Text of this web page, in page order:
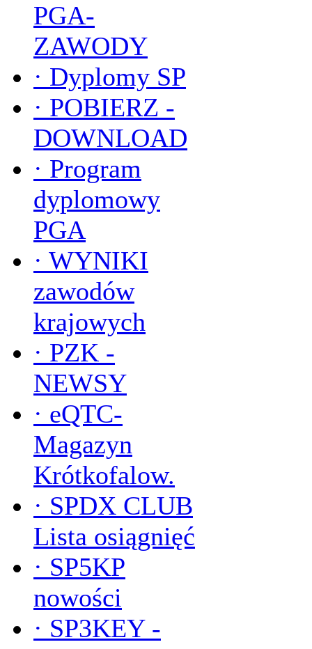
PGA-
ZAWODY
· Dyplomy SP
· POBIERZ -
DOWNLOAD
· Program
dyplomowy
PGA
· WYNIKI
zawodów
krajowych
· PZK -
NEWSY
· eQTC-
Magazyn
Krótkofalow.
· SPDX CLUB
Lista osiągnięć
· SP5KP
nowości
· SP3KEY -